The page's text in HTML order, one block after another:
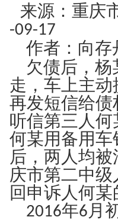
来源：重庆
-09-17
作者：向存
欠债后，
走，车上主
再发短信给
听信第三人
何某用备用
后，两人均
庆市第二中
回申诉人何
2016年6 月